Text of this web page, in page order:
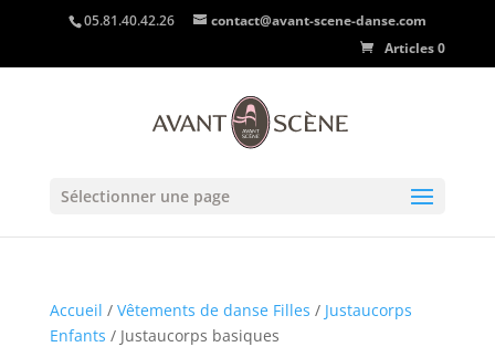
05.81.40.42.26
contact@avant-scene-danse.com
Articles 0
Sélectionner une page
Accueil / Vêtements de danse Filles / Justaucorps
Enfants / Justaucorps basiques